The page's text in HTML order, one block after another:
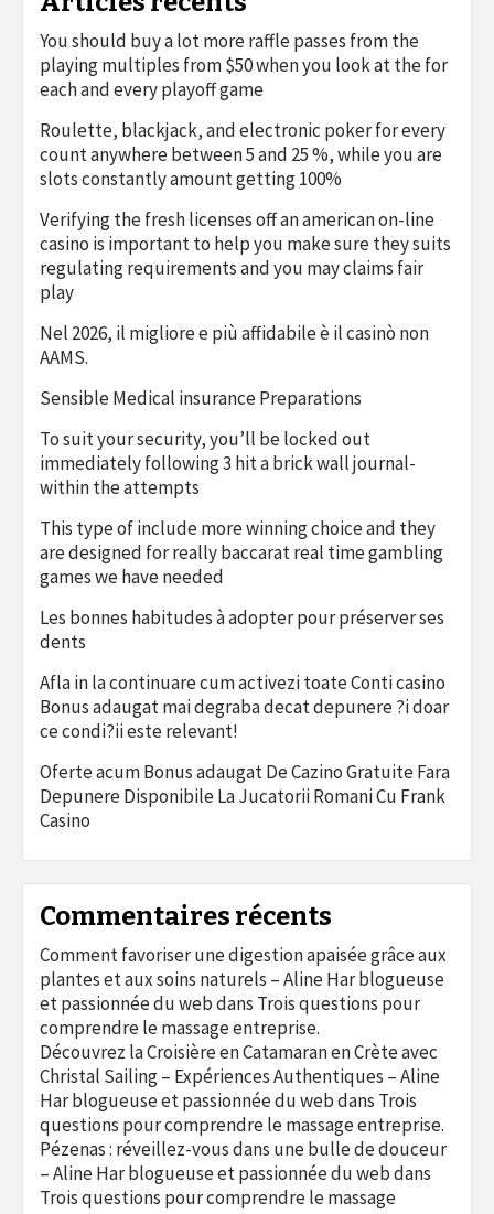
You should buy a lot more raffle passes from the
playing multiples from $50 when you look at the for
each and every playoff game
Roulette, blackjack, and electronic poker for every
count anywhere between 5 and 25 %, while you are
slots constantly amount getting 100%
Verifying the fresh licenses off an american on-line
casino is important to help you make sure they suits
regulating requirements and you may claims fair
play
Nel 2026, il migliore e più affidabile è il casinò non
AAMS.
Sensible Medical insurance Preparations
To suit your security, you’ll be locked out
immediately following 3 hit a brick wall journal-
within the attempts
This type of include more winning choice and they
are designed for really baccarat real time gambling
games we have needed
Les bonnes habitudes à adopter pour préserver ses
dents
Afla in la continuare cum activezi toate Conti casino
Bonus adaugat mai degraba decat depunere ?i doar
ce condi?ii este relevant!
Oferte acum Bonus adaugat De Cazino Gratuite Fara
Depunere Disponibile La Jucatorii Romani Cu Frank
Casino
Commentaires récents
Comment favoriser une digestion apaisée grâce aux
plantes et aux soins naturels – Aline Har blogueuse
et passionnée du webdans Trois questions pour
comprendre le massage entreprise.
Découvrez la Croisière en Catamaran en Crète avec
Christal Sailing – Expériences Authentiques – Aline
Har blogueuse et passionnée du webdans Trois
questions pour comprendre le massage entreprise.
Pézenas : réveillez-vous dans une bulle de douceur
– Aline Har blogueuse et passionnée du webdans
Trois questions pour comprendre le massage